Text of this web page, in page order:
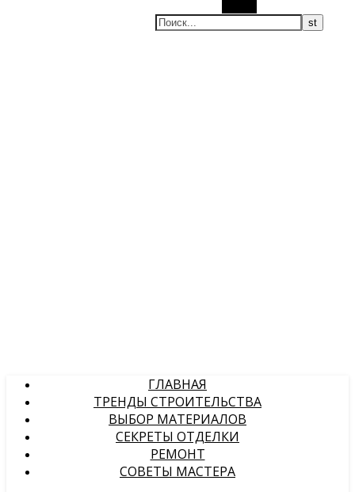
ГЛАВНАЯ
ТРЕНДЫ СТРОИТЕЛЬСТВА
ВЫБОР МАТЕРИАЛОВ
СЕКРЕТЫ ОТДЕЛКИ
РЕМОНТ
СОВЕТЫ МАСТЕРА